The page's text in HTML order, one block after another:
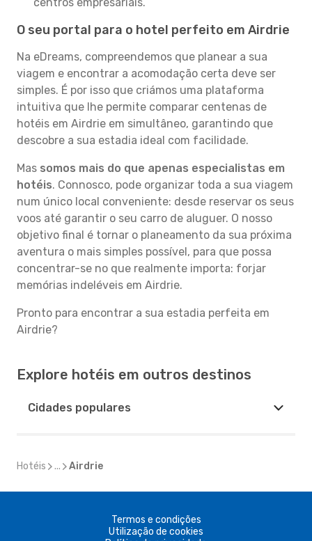
O seu portal para o hotel perfeito em Airdrie
Na eDreams, compreendemos que planear a sua
viagem e encontrar a acomodação certa deve ser
simples. É por isso que criámos uma plataforma
intuitiva que lhe permite comparar centenas de
hotéis em Airdrie em simultâneo, garantindo que
descobre a sua estadia ideal com facilidade.
Mas somos mais do que apenas especialistas em
hotéis. Connosco, pode organizar toda a sua viagem
num único local conveniente: desde reservar os seus
voos até garantir o seu carro de aluguer. O nosso
objetivo final é tornar o planeamento da sua próxima
aventura o mais simples possível, para que possa
concentrar-se no que realmente importa: forjar
memórias indeléveis em Airdrie.
Pronto para encontrar a sua estadia perfeita em
Airdrie?
Explore hotéis em outros destinos
Cidades populares
Hotéis ... Airdrie
Termos e condições
Utilização de cookies